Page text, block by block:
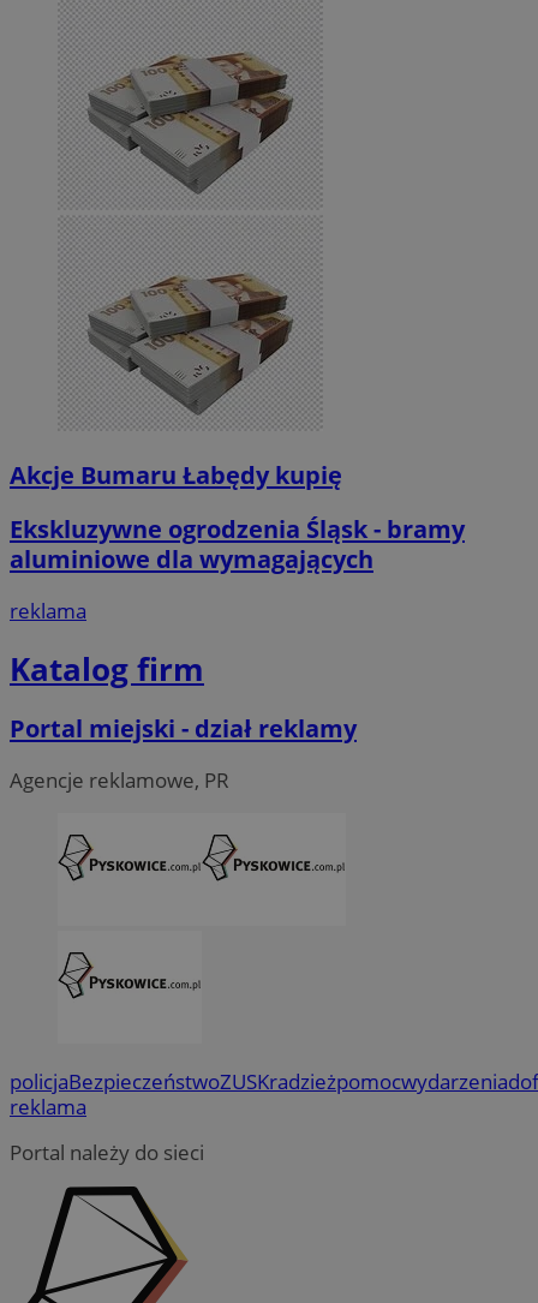
Akcje Bumaru Łabędy kupię
Ekskluzywne ogrodzenia Śląsk - bramy
aluminiowe dla wymagających
reklama
Katalog firm
Portal miejski - dział reklamy
Agencje reklamowe, PR
policjaBezpieczeństwoZUSKradzieżpomocwydarzenia
reklama
Portal należy do sieci